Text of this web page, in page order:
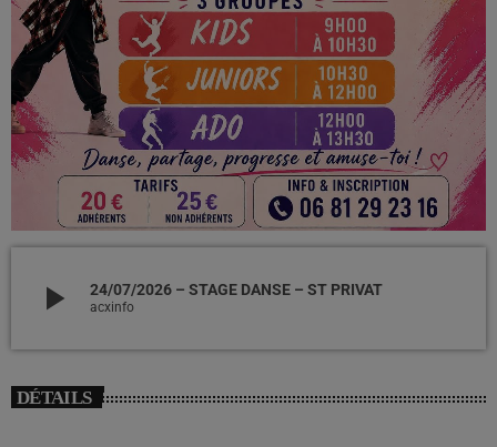
play_arrow 24/07/2026 – STAGE DANSE – ST PRIVAT
acxinfo
DÉTAILS